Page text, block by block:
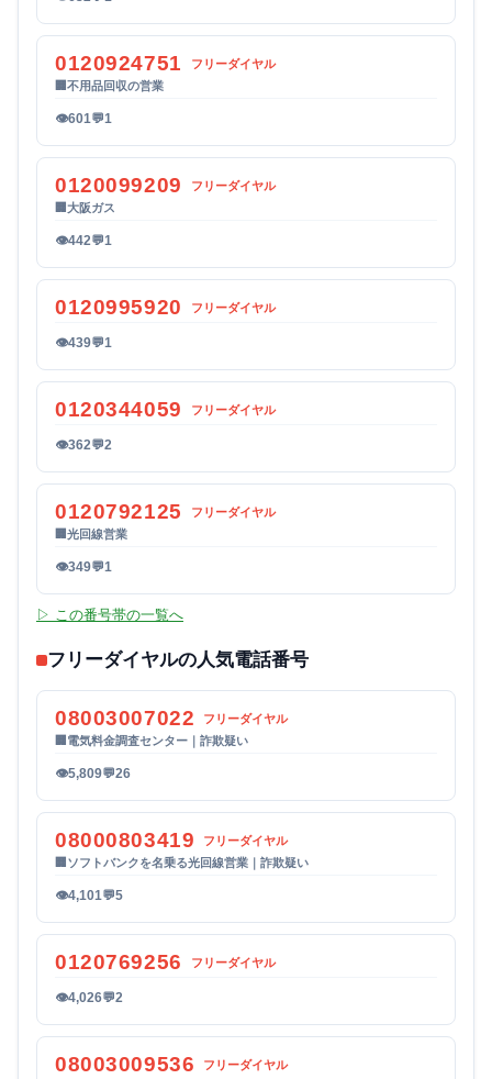
0120924751
フリーダイヤル
不用品回収の営業
👁601💬1
0120099209
フリーダイヤル
大阪ガス
👁442💬1
0120995920 フリーダイヤル
👁439💬1
0120344059 フリーダイヤル
👁362💬2
0120792125
フリーダイヤル
光回線営業
👁349💬1
▷ この番号帯の一覧へ
フリーダイヤルの人気電話番号
08003007022
フリーダイヤル
電気料金調査センター｜詐欺疑い
👁5,809💬26
08000803419
フリーダイヤル
ソフトバンクを名乗る光回線営業｜詐欺疑い
👁4,101💬5
0120769256 フリーダイヤル
👁4,026💬2
08003009536
フリーダイヤル